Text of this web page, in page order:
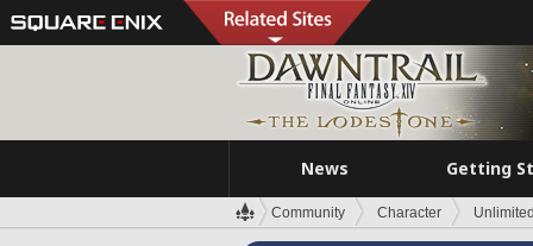
News Getting
Community Character